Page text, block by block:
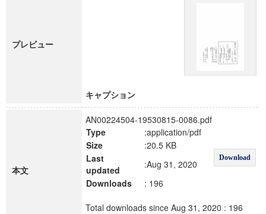
プレビュー
キャプション
本文
AN00224504-19530815-0086.pdf
Type
:application/pdf
Download
Size
:20.5 KB
Last
updated
:Aug 31, 2020
Downloads
: 196
Total downloads since Aug 31, 2020 : 196